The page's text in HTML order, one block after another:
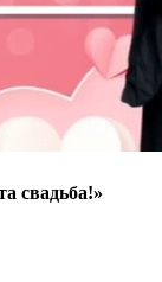
свадьба!»